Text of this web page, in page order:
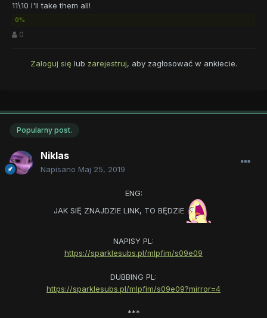
11\10 I'll take them all!
0
Zaloguj się lub zarejestruj, aby zagłosować w ankiecie.
Popularny post.
Niklas
Napisano Maj 25, 2019
ENG:
JAK SIĘ ZNAJDZIE LINK, TO BĘDZIE
NAPISY PL:
https://sparklesubs.pl/mlpfim/s09e09
DUBBING PL:
https://sparklesubs.pl/mlpfim/s09e09?mirror=4
***